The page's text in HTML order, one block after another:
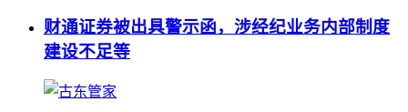
财通证券被出具警示函，涉经纪业务内部制度
建设不足等